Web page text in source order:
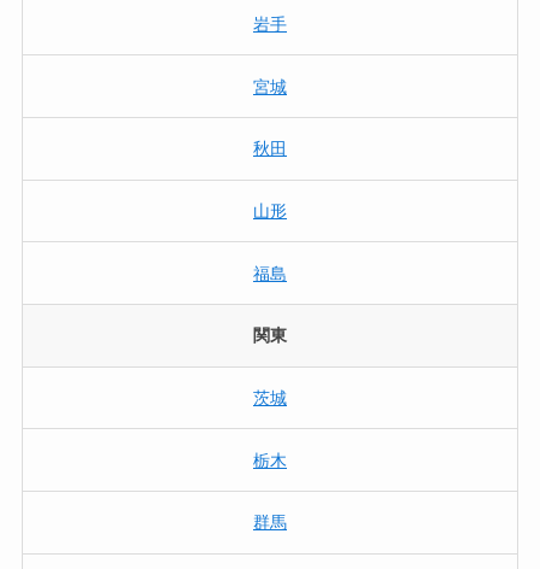
岩手
宮城
秋田
山形
福島
関東
茨城
栃木
群馬